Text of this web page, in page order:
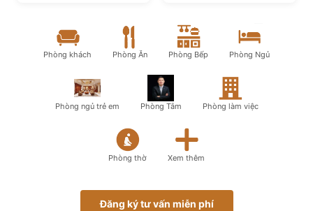
Phòng khách Phòng Ăn Phòng Bếp Phòng Ngủ
Phòng ngủ trẻ em Phòng Tắm Phòng làm việc
Phòng thờ Xem thêm
Đăng ký tư vấn miễn phí